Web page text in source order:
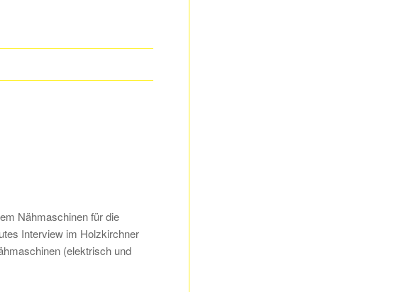
Nähmaschinen für die
Interview im Holzkirchner
(elektrisch und